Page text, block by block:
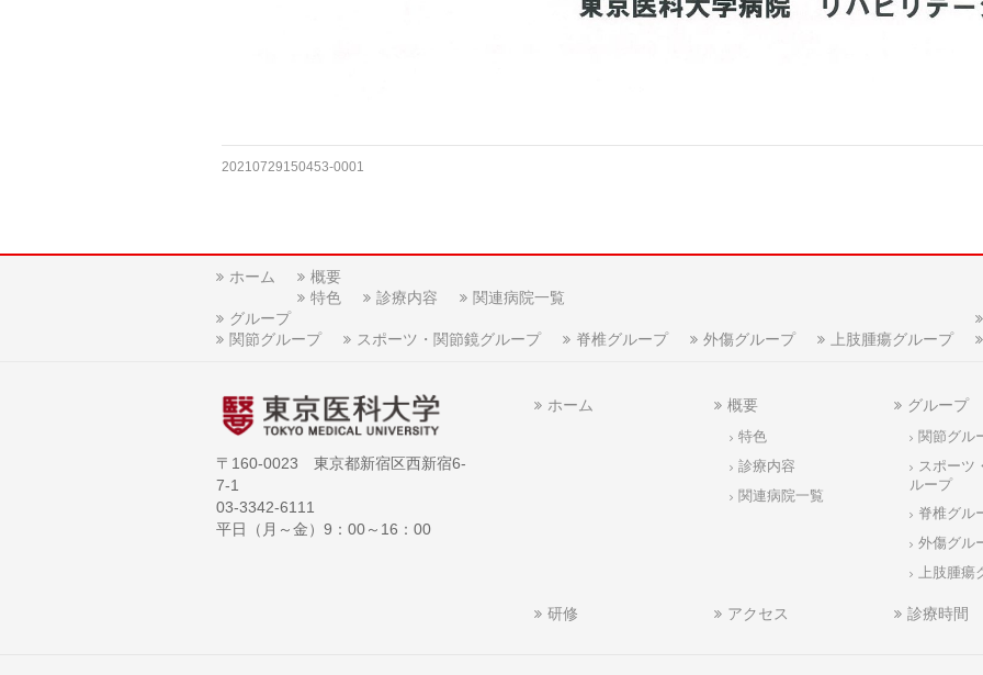
20210729150453-0001
ホーム
概要
特色
診療内容
関連病院一覧
グループ
関節グループ
スポーツ・関節鏡グループ 脊椎グループ 外傷グループ 上肢腫瘍グループ
〒160-0023 東京都新宿区西新宿6-
7-1
03-3342-6111
平日（月～金）9：00～16：00
ホーム 概要
特色
診療内容
関連病院一覧
グループ
関節グル
スポーツ
ループ
脊椎グル
外傷グル
上肢腫瘍
研修 アクセス 診療時間